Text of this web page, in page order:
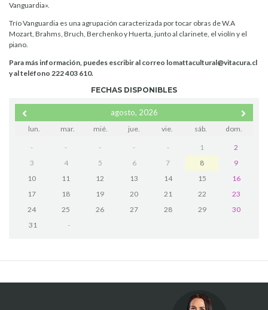
Vanguardia».
Trío Vanguardia es una agrupación caracterizada por tocar obras de W.A
Mozart, Brahms, Bruch, Berchenko y Huerta, junto al clarinete, el violín y el
piano.
Para más información, puedes escribir al correo lomattacultural@vitacura.cl
y al teléfono 222 403 610.
FECHAS DISPONIBLES
agosto, 2026
lun. mar. mié. jue. vie. sáb. dom.
- - - - - 1
2
3
4 5 6 7 8
9
10
11 12 13 14 15
16
17
18 19 20 21 22
23
24
25 26 27 28 29
30
31
-